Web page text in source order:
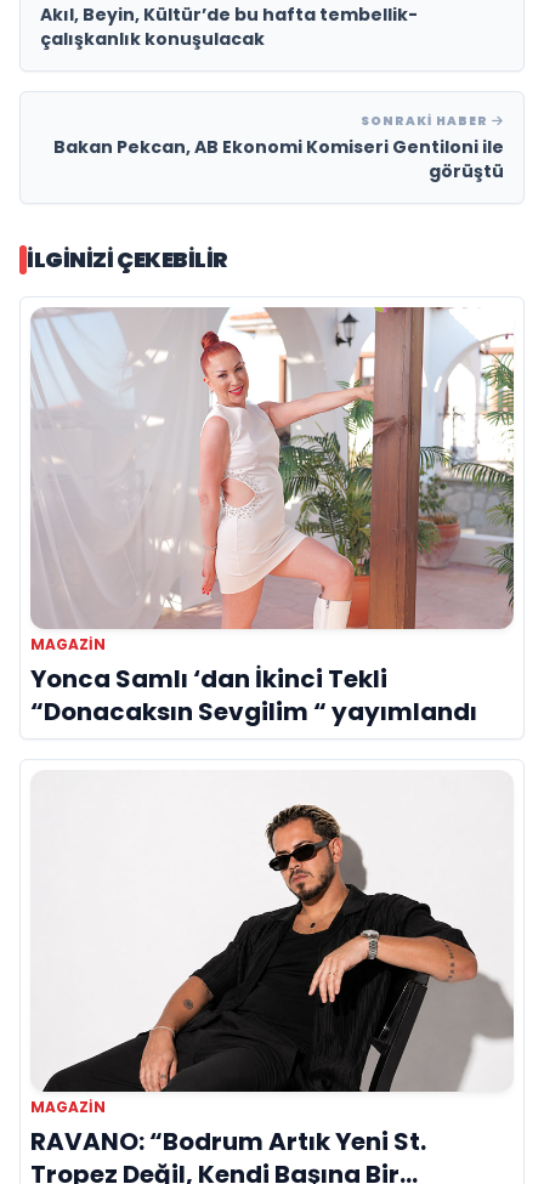
Akıl, Beyin, Kültür’de bu hafta tembellik-
çalışkanlık konuşulacak
SONRAKI HABER
Bakan Pekcan, AB Ekonomi Komiseri Gentiloni ile
görüştü
İLGINIZI ÇEKEBILIR
MAGAZİN
Yonca Samlı ‘dan İkinci Tekli
“Donacaksın Sevgilim “ yayımlandı
MAGAZİN
RAVANO: “Bodrum Artık Yeni St.
Tropez Değil, Kendi Başına Bir